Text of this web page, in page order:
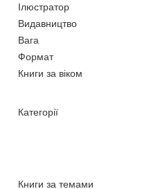
Ілюстратор
Видавництво
Вага
Формат
Книги за віком
Категорії
Книги за темами